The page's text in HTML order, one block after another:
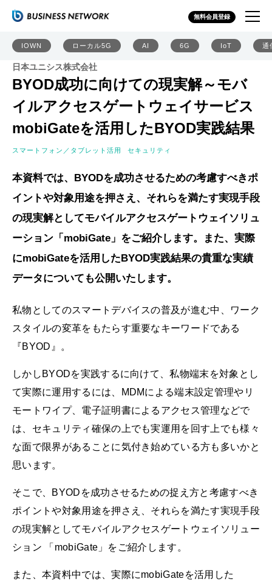
無料会員登録
IOWN ローカル5G AI 6G IoT 通
日本ユニシス株式会社
BYOD成功に向けての現実解～モバ
イルアクセスゲートウェイサービス
mobiGateを活用したBYOD実践結果
スマートフォン／タブレット活用 セキュリティ
本資料では、BYODを成功させるための考慮すべきポ
イントや対象用途を押さえ、それらを満たす実現手段
の現実解としてモバイルアクセスゲートウェイソリュ
ーション「mobiGate」をご紹介します。また、実際
にmobiGateを活用したBYOD実践結果の貴重な実績
データについても公開いたします。
私物としてのスマートデバイスの普及が進む中、ワーク
スタイルの変革をもたらす重要なキーワードである
『BYOD』。
しかしBYODを実践するに向けて、私物端末を対象とし
て実際に運用するには、MDMによる端末設定管理やリ
モートワイプ、電子証明書によるアクセス管理などで
は、セキュリティ確保の上でも実運用を回す上でも様々
な面で限界があることに気付き始めている方も多いかと
思います。
そこで、BYODを成功させるための捉え方と考慮すべき
ポイントや対象用途を押さえ、それらを満たす実現手段
の現実解としてモバイルアクセスゲートウェイソリュー
ション 「mobiGate」をご紹介します。
また、本資料中では、実際にmobiGateを活用した